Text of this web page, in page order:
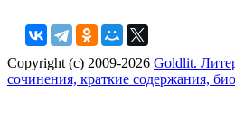
Copyright (c) 2009-2026 Goldlit.
сочинения, краткие содержания,